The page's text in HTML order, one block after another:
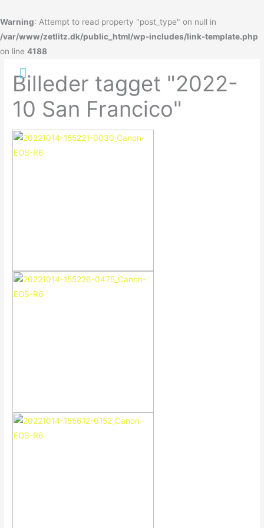
Warning: Attempt to read property "post_type" on null in
/var/www/zetlitz.dk/public_html/wp-includes/link-template.php
on line 4188
til
indholdet
Hovedmenu
Billeder tagget "2022-
10 San Francico"